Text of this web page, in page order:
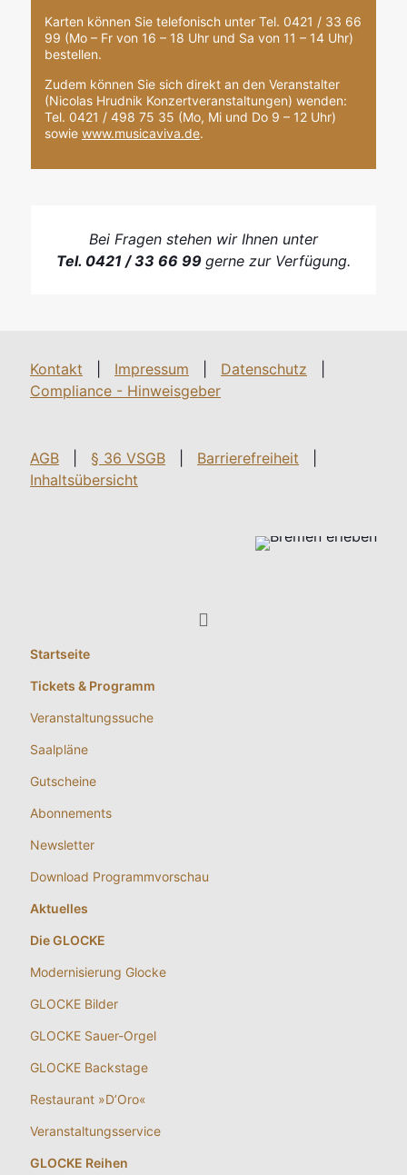
Karten können Sie telefonisch unter Tel. 0421 / 33 66
99 (Mo – Fr von 16 – 18 Uhr und Sa von 11 – 14 Uhr)
bestellen.
Zudem können Sie sich direkt an den Veranstalter
(Nicolas Hrudnik Konzertveranstaltungen) wenden:
Tel. 0421 / 498 75 35 (Mo, Mi und Do 9 – 12 Uhr)
sowie www.musicaviva.de.
Bei Fragen stehen wir Ihnen unter
Tel. 0421 / 33 66 99 gerne zur Verfügung.
Kontakt Impressum Datenschutz
Compliance - Hinweisgeber
AGB § 36 VSGB Barrierefreiheit
Inhaltsübersicht
Startseite
Tickets & Programm
Veranstaltungssuche
Saalpläne
Gutscheine
Abonnements
Newsletter
Download Programmvorschau
Aktuelles
Die GLOCKE
Modernisierung Glocke
GLOCKE Bilder
GLOCKE Sauer-Orgel
GLOCKE Backstage
Restaurant »D’Oro«
Veranstaltungsservice
GLOCKE Reihen